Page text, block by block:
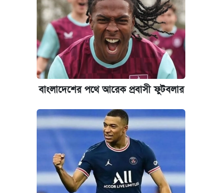
বাংলাদেশের পথে আরেক প্রবাসী ফুটবলার